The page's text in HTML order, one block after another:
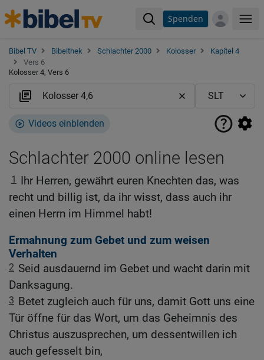
Spenden
Bibel TV Bibelthek Schlachter 2000 Kolosser
Kapitel 4
Vers 6
Kolosser 4, Vers 6
Videos einblenden
Schlachter 2000 online lesen
1 Ihr Herren, gewährt euren Knechten das, was
recht und billig ist, da ihr wisst, dass auch ihr
einen Herrn im Himmel habt!
Ermahnung zum Gebet und zum weisen
Verhalten
2 Seid ausdauernd im Gebet und wacht darin mit
Danksagung.
3 Betet zugleich auch für uns, damit Gott uns eine
Tür öffne für das Wort, um das Geheimnis des
Christus auszusprechen, um dessentwillen ich
auch gefesselt bin,